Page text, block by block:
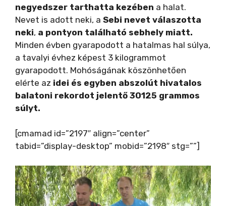
negyedszer tarthatta kezében a halat.
Nevet is adott neki, a Sebi nevet válaszotta
neki, a pontyon található sebhely miatt.
Minden évben gyarapodott a hatalmas hal súlya,
a tavalyi évhez képest 3 kilogrammot
gyarapodott. Mohóságának köszönhetően
elérte az idei és egyben abszolút hivatalos
balatoni rekordot jelentő 30125 grammos
súlyt.
[cmamad id=”2197″ align=”center”
tabid=”display-desktop” mobid=”2198″ stg=””]